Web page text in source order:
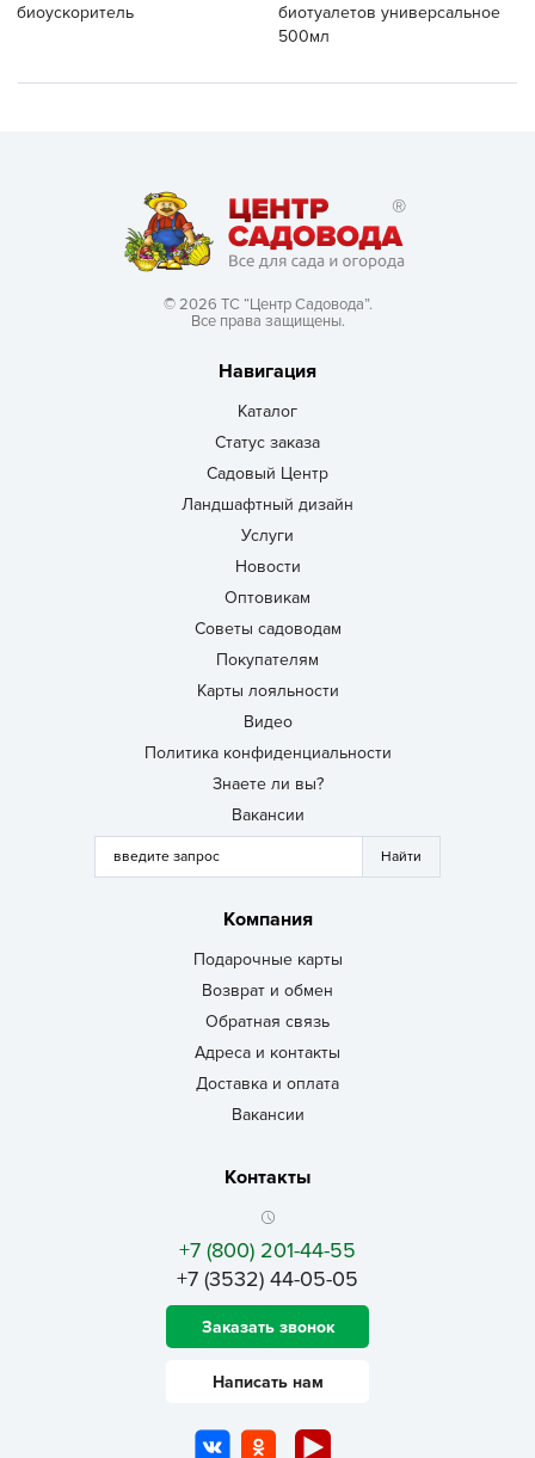
биоускоритель
биотуалетов универсальное
500мл
© 2026 ТС “Центр Садовода”.
Все права защищены.
Навигация
Каталог
Статус заказа
Садовый Центр
Ландшафтный дизайн
Услуги
Новости
Оптовикам
Советы садоводам
Покупателям
Карты лояльности
Видео
Политика конфиденциальности
Знаете ли вы?
Вакансии
Компания
Подарочные карты
Возврат и обмен
Обратная связь
Адреса и контакты
Доставка и оплата
Вакансии
Контакты
+7 (800) 201-44-55
+7 (3532) 44-05-05
Заказать звонок
Написать нам